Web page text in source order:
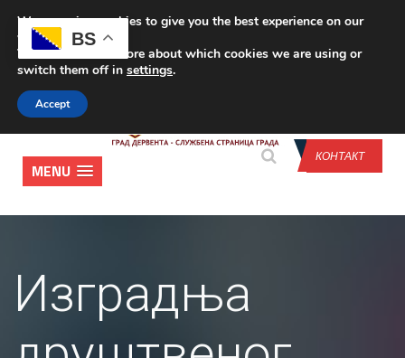
CONTACT US
КОНТАКТ
MENU
Изградња
BS
We are using cookies to give you the best experience on our
website.
You can find out more about which cookies we are using or
switch them off in settings.
Accept